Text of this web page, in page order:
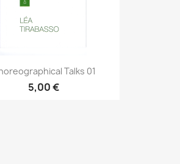
Talks 01
5,00 €